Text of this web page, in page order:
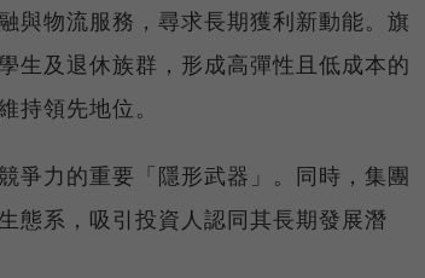
與物流服務，尋求長期獲利新動能。旗
生及退休族群，形成高彈性且低成本的
持領先地位。
爭力的重要「隱形武器」。同時，集團
態系，吸引投資人認同其長期發展潛